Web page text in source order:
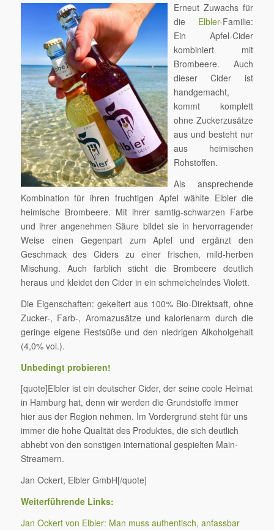
Erneut Zuwachs für
die Elbler-Familie:
Ein Apfel-Cider
kombiniert mit
Brombeere. Auch
dieser Cider ist
handgemacht,
kommt komplett
ohne Zuckerzusätze
aus und besteht nur
aus heimischen
Rohstoffen.
Als ansprechende
Kombination für ihren fruchtigen Apfel wählte Elbler die
heimische Brombeere. Mit ihrer samtig-schwarzen Farbe
und ihrer angenehmen Säure bildet sie in hervorragender
Weise einen Gegenpart zum Apfel und ergänzt den
Geschmack des Ciders zu einer frischen, mild-herben
Mischung. Auch farblich sticht die Brombeere deutlich
heraus und kleidet den Cider in ein schmeichelndes Violett.
Die Eigenschaften: gekeltert aus 100% Bio-Direktsaft, ohne
Zucker-, Farb-, Aromazusätze und kalorienarm durch die
geringe eigene Restsüße und den niedrigen Alkoholgehalt
(4,0% vol.).
Unbedingt probieren!
[quote]Elbler ist ein deutscher Cider, der seine coole Heimat
in Hamburg hat, denn wir werden die Grundstoffe immer
hier aus der Region nehmen. Im Vordergrund steht für uns
immer die hohe Qualität des Produktes, die sich deutlich
abhebt von den sonstigen international gespielten Main-
Streamern.
Jan Ockert, Elbler GmbH[/quote]
Weiterführende Links:
Jan Ockert von Elbler: Man muss authentisch, anfassbar